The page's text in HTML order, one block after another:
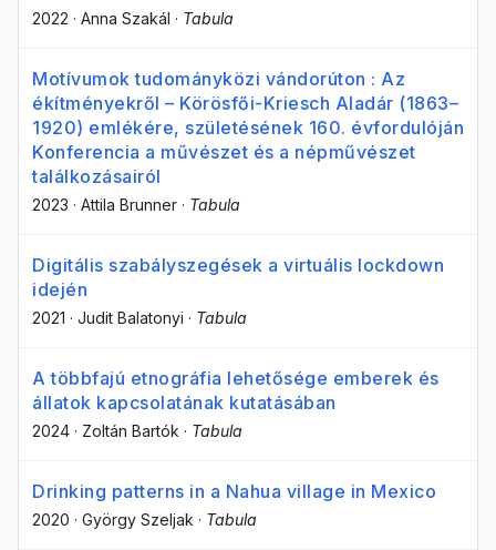
2022 · Anna Szakál · Tabula
Motívumok tudományközi vándorúton : Az
ékítményekről – Körösfői-Kriesch Aladár (1863–
1920) emlékére, születésének 160. évfordulóján
Konferencia a művészet és a népművészet
találkozásairól
2023 · Attila Brunner · Tabula
Digitális szabályszegések a virtuális lockdown
idején
2021 · Judit Balatonyi · Tabula
A többfajú etnográfia lehetősége emberek és
állatok kapcsolatának kutatásában
2024 · Zoltán Bartók · Tabula
Drinking patterns in a Nahua village in Mexico
2020 · György Szeljak · Tabula